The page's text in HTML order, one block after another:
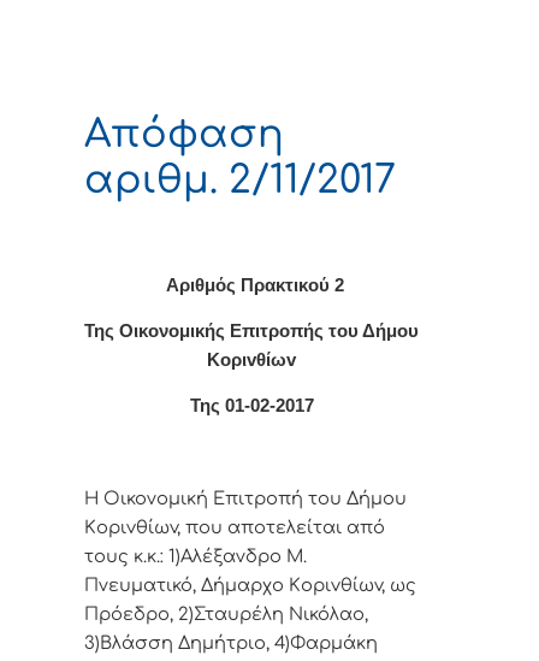
Απόφαση
αριθμ. 2/11/2017
Αριθμός Πρακτικού 2
Της Οικονομικής Επιτρoπής τoυ Δήμoυ
Κoριvθίωv
Της 01-02-2017
Η Οικονομική Επιτρoπή τoυ Δήμoυ
Κoριvθίωv, πoυ απoτελείται από
τoυς κ.κ.: 1)Αλέξανδρο Μ.
Πνευματικό, Δήμαρχo Κoριvθίωv, ως
Πρόεδρo, 2)Σταυρέλη Νικόλαο,
3)Βλάσση Δημήτριο, 4)Φαρμάκη